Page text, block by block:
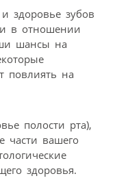
здоровье зубов
в отношении
шансы на
повлиять на
полости рта),
части вашего
здоровья.